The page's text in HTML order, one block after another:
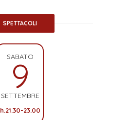
SPETTACOLI
SABATO
9
SETTEMBRE
h.21.30-23.00